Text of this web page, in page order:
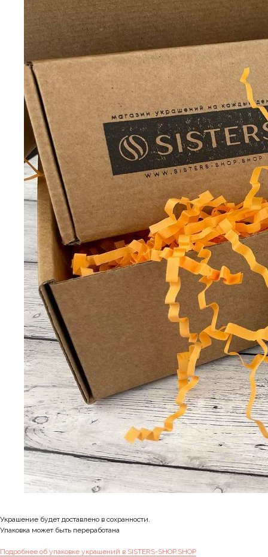
Украшение будет доставлено в сохранности.
Упаковка может быть переработана
Подробнее об упаковке украшений в SISTERS-SHOP.SHOP